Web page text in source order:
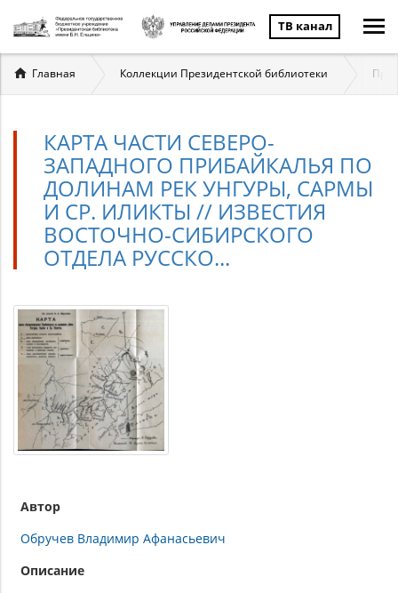
ТВ канал
Вы
здесь
Главная Коллекции Президентской библиотеки
КАРТА ЧАСТИ СЕВЕРО-
ЗАПАДНОГО ПРИБАЙКАЛЬЯ ПО
ДОЛИНАМ РЕК УНГУРЫ, САРМЫ
И СР. ИЛИКТЫ // ИЗВЕСТИЯ
ВОСТОЧНО-СИБИРСКОГО
ОТДЕЛА РУССКО...
Автор
Обручев Владимир Афанасьевич
Описание